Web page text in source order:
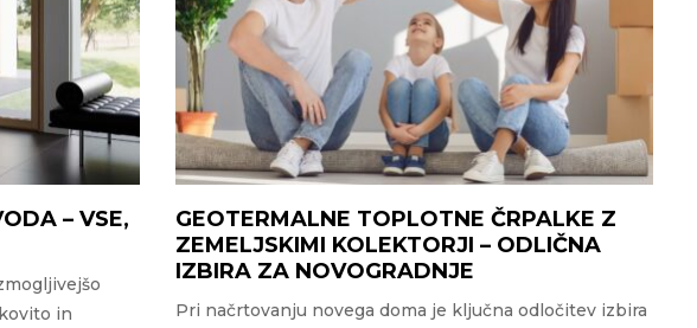
– VSE,
in
GEOTERMALNE TOPLOTNE ČRPALKE Z
ZEMELJSKIMI KOLEKTORJI – ODLIČNA
IZBIRA ZA NOVOGRADNJE
Pri načrtovanju novega doma je ključna odločitev izbira